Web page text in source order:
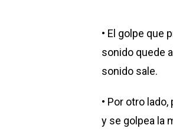
• El golpe que
sonido quede
sonido sale.
• Por otro
y se golpea la